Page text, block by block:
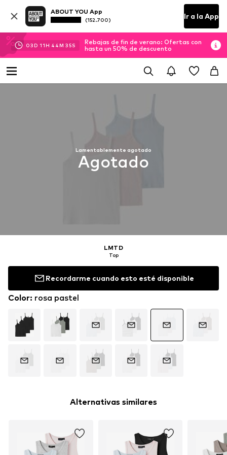
ABOUT YOU App
(152.700) Ir a la App
03D 11H 44M 35S
Rebajas de fin de verano: Ofertas con
hasta un 50% de descuento
Lamentablemente agotado
Agotado
LMTD
Top
Recordarme cuando esto esté disponible
Color: rosa pastel
Alternativas similares